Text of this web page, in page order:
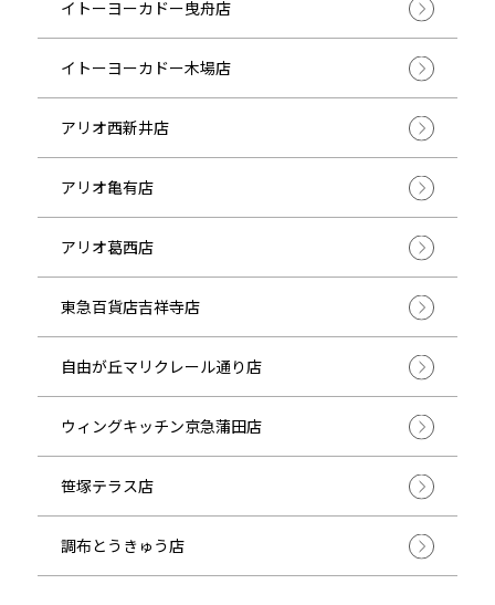
イトーヨーカドー曳舟店
イトーヨーカドー木場店
アリオ西新井店
アリオ亀有店
アリオ葛西店
東急百貨店吉祥寺店
自由が丘マリクレール通り店
ウィングキッチン京急蒲田店
笹塚テラス店
調布とうきゅう店